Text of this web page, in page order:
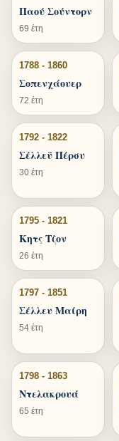
Παού Σούντορν
69 έτη
1788 - 1860
Σοπενχάουερ
72 έτη
1792 - 1822
Σέλλεϋ Πέρσυ
30 έτη
1795 - 1821
Κητς Τζον
26 έτη
1797 - 1851
Σέλλευ Μαίρη
54 έτη
1798 - 1863
Ντελακρουά
65 έτη